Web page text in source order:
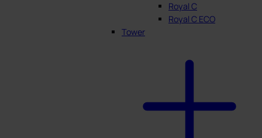
Royal C
Royal C ECO
Tower